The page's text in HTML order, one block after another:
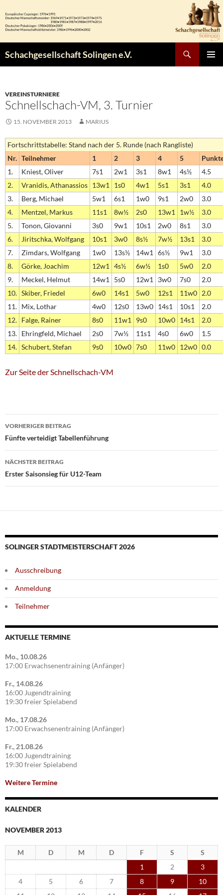
Inhalt
springen
Schachgesellschaft Solingen e.V.
VEREINSTURNIERE
Schnellschach-VM, 3. Turnier
15. NOVEMBER 2013 MARIUS
Fortschrittstabelle: Stand nach der 5. Runde (nach Rangliste)
Nr. Teilnehmer 1 2 3 4 5
1.
Kniest, Oliver 7s1 2w1 3s1 8w1 4s½
4.5
2.
Vranidis, Athanassios 13w1 1s0 4w1 5s1 3s1
4.0
3.
Berg, Michael 5w1 6s1 1w0 9s1 2w0
3.0
4.
Mentzel, Markus 11s1 8w½ 2s0 13w1 1w½
3.0
5.
Tonon, Giovanni 3s0 9w1 10s1 2w0 8s1
3.0
6.
Jiritschka, Wolfgang 10s1 3w0 8s½ 7w½ 13s1
3.0
7.
Zimdars, Wolfgang 1w0 13s½ 14w1 6s½ 9w1
3.0
8.
Görke, Joachim 12w1 4s½ 6w½ 1s0 5w0
2.0
9.
Meckel, Helmut 14w1 5s0 12w1 3w0 7s0
2.0
10. Skiber, Friedel 6w0 14s1 5w0 12s1 11w0 2.0
11. Mix, Lothar 4w0 12s0 13w0 14s1 10s1
2.0
12. Falge, Rainer 8s0 11w1 9s0 10w0 14s1
2.0
13. Ehringfeld, Michael 2s0 7w½ 11s1 4s0 6w0
1.5
14. Schubert, Stefan 9s0 10w0 7s0 11w0 12w0 0.0
Zur Seite der Schnellschach-VM
Beitragsnavigation
VORHERIGER BEITRAG
Fünfte verteidigt Tabellenführung
NÄCHSTER BEITRAG
Erster Saisonsieg für U12-Team
SOLINGER STADTMEISTERSCHAFT 2026
Ausschreibung
Anmeldung
Teilnehmer
AKTUELLE TERMINE
Mo., 10.08.26
17:00 Erwachsenentraining (Anfänger)
Fr., 14.08.26
16:00 Jugendtraining
19:30 freier Spielabend
Mo., 17.08.26
17:00 Erwachsenentraining (Anfänger)
Fr., 21.08.26
16:00 Jugendtraining
19:30 freier Spielabend
Weitere Termine
KALENDER
NOVEMBER 2013
M D M D F S
S
1
2
3
4
5 6 7 8 9
10